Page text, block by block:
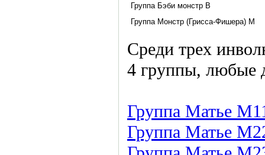
Группа Бэби монстр B
Группа Монстр (Грисса-Фишера) M
Среди трех
4 группы, любые
Группа Матье
Группа Матье